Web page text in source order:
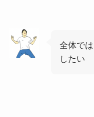
全体で
したい